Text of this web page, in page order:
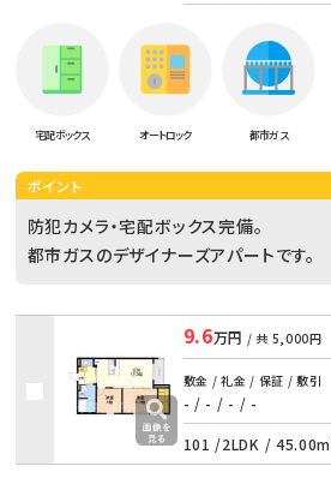
宅配ボックス オートロック 都市ガス
ポイント
防犯カメラ・宅配ボックス完備。
都市ガスのデザイナーズアパートです。
9.6万円 / 共 5,000円
敷金 / 礼金 / 保証 / 敷引
- / - / - / -
101 /2LDK /